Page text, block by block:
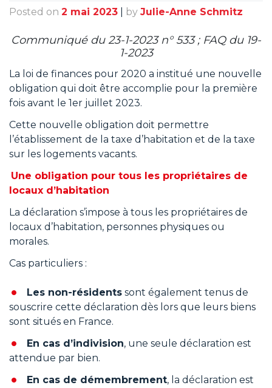
Posted on 2 mai 2023 by Julie-Anne Schmitz
Communiqué du 23-1-2023 n° 533 ; FAQ du 19-
1-2023
La loi de finances pour 2020 a institué une nouvelle
obligation qui doit être accomplie pour la première
fois avant le 1er juillet 2023.
Cette nouvelle obligation doit permettre
l’établissement de la taxe d’habitation et de la taxe
sur les logements vacants.
Une obligation pour tous les propriétaires de
locaux d’habitation
La déclaration s’impose à tous les propriétaires de
locaux d’habitation, personnes physiques ou
morales.
Cas particuliers :
Les non-résidents sont également tenus de
souscrire cette déclaration dès lors que leurs biens
sont situés en France.
En cas d’indivision, une seule déclaration est
attendue par bien.
En cas de démembrement, la déclaration est